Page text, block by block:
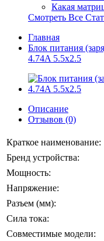
Какая
Смотреть Все
Главная
Блок питания
4.74A 5.5x2.5
Описание
Отзывов (0)
Краткое наименование:
Бренд устройства:
Мощность:
Напряжение:
Разъем (мм):
Сила тока:
Совместимые модели: